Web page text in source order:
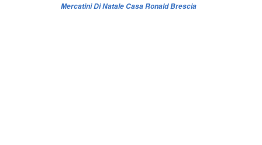
Mercatini Di Natale Casa Ronald Brescia